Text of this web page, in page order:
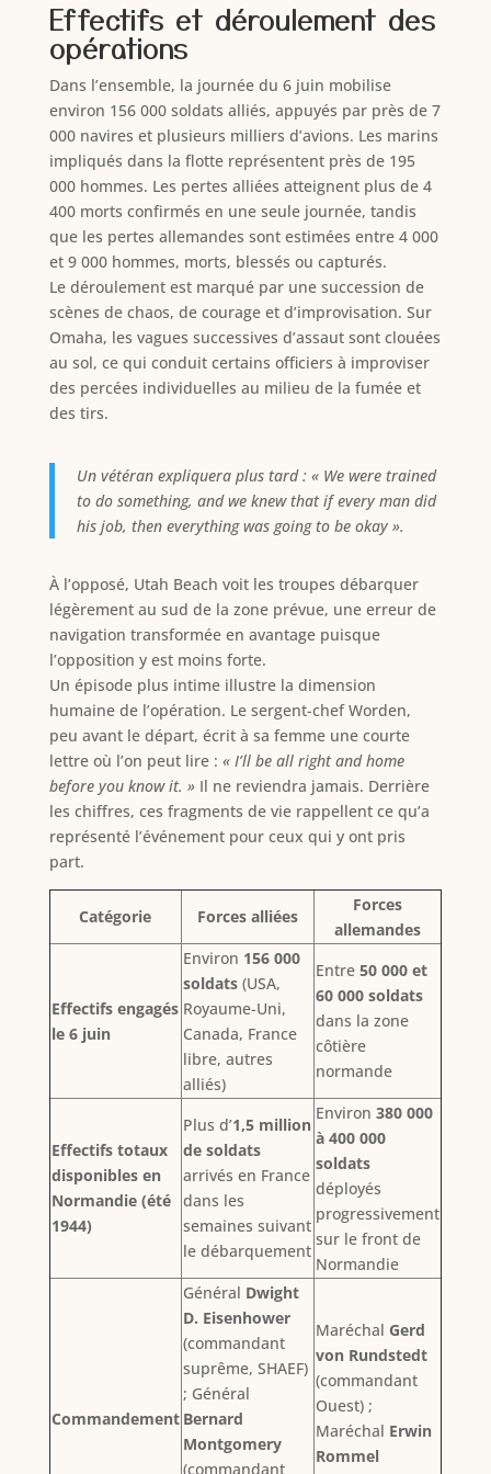
Effectifs et déroulement des
opérations
Dans l’ensemble, la journée du 6 juin mobilise
environ 156 000 soldats alliés, appuyés par près de 7
000 navires et plusieurs milliers d’avions. Les marins
impliqués dans la flotte représentent près de 195
000 hommes. Les pertes alliées atteignent plus de 4
400 morts confirmés en une seule journée, tandis
que les pertes allemandes sont estimées entre 4 000
et 9 000 hommes, morts, blessés ou capturés.
Le déroulement est marqué par une succession de
scènes de chaos, de courage et d’improvisation. Sur
Omaha, les vagues successives d’assaut sont clouées
au sol, ce qui conduit certains officiers à improviser
des percées individuelles au milieu de la fumée et
des tirs.
Un vétéran expliquera plus tard : « We were trained
to do something, and we knew that if every man did
his job, then everything was going to be okay ».
À l’opposé, Utah Beach voit les troupes débarquer
légèrement au sud de la zone prévue, une erreur de
navigation transformée en avantage puisque
l’opposition y est moins forte.
Un épisode plus intime illustre la dimension
humaine de l’opération. Le sergent-chef Worden,
peu avant le départ, écrit à sa femme une courte
lettre où l’on peut lire : « I’ll be all right and home
before you know it. » Il ne reviendra jamais. Derrière
les chiffres, ces fragments de vie rappellent ce qu’a
représenté l’événement pour ceux qui y ont pris
part.
Catégorie Forces alliées
Forces
allemandes
Effectifs engagés
le 6 juin
Environ 156 000
soldats(USA,
Royaume-Uni,
Canada, France
libre, autres
alliés)
Entre 50 000 et
60 000 soldats
dans la zone
côtière
normande
Effectifs totaux
disponibles en
Normandie (été
1944)
Plus d’1,5 million
de soldats
arrivés en France
dans les
semaines suivant
le débarquement
Environ 380 000
à 400 000
soldats
déployés
progressivement
sur le front de
Normandie
Commandement
Général Dwight
D. Eisenhower
(commandant
suprême, SHAEF)
; Général
Bernard
Montgomery
(commandant
Maréchal Gerd
von Rundstedt
(commandant
Ouest) ;
Maréchal Erwin
Rommel